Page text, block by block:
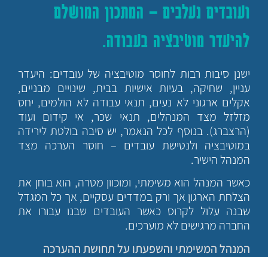
ועובדים נעלבים – המתכון המושלם
להיעדר מוטיבציה בעבודה.
ישנן סיבות רבות לחוסר מוטיבציה של עובדים: היעדר
עניין, שחיקה, בעיות אישיות בבית, שינויים מבניים,
אקלים ארגוני לא נעים, תנאי עבודה לא הולמים, יחס
מזלזל מצד המנהלים, תנאי שכר, אי קידום ועוד
(הרצברג). בנוסף לכל הנאמר, יש סיבה בולטת לירידה
במוטיבציה ולנטישת עובדים – חוסר הערכה מצד
המנהל הישיר.
כאשר המנהל הוא משימתי, ומוכוון מטרה, הוא בוחן את
הצלחת הארגון אך ורק במדדים עסקיים, אך כל המגדל
שבנה עלול לקרוס כאשר העובדים שבנו עבורו את
החברה מרגישים לא מוערכים.
המנהל המשימתי והשפעתו על תחושת ההערכה